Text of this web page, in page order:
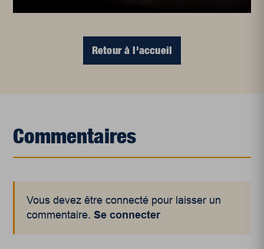
Retour à l'accueil
Commentaires
Vous devez être connecté pour laisser un
commentaire.Se connecter